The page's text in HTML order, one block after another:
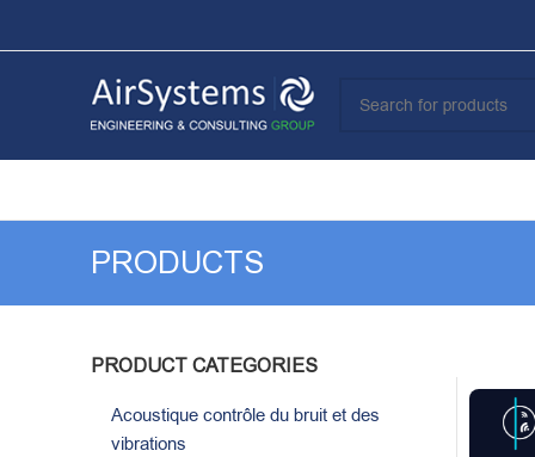
PRODUCTS
PRODUCT CATEGORIES
Acoustique contrôle du bruit et des
vibrations